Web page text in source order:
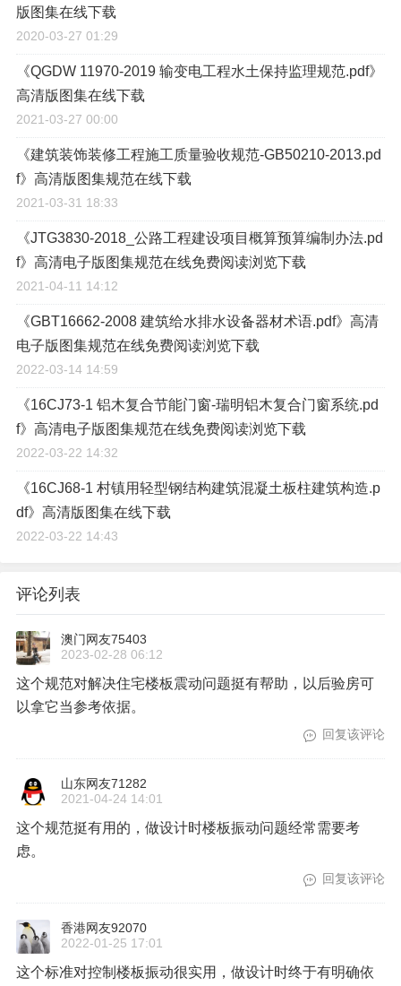
版图集在线下载
2020-03-27 01:29
《QGDW 11970-2019 输变电工程水土保持监理规范.pdf》
高清版图集在线下载
2021-03-27 00:00
《建筑装饰装修工程施工质量验收规范-GB50210-2013.pd
f》高清版图集规范在线下载
2021-03-31 18:33
《JTG3830-2018_公路工程建设项目概算预算编制办法.pd
f》高清电子版图集规范在线免费阅读浏览下载
2021-04-11 14:12
《GBT16662-2008 建筑给水排水设备器材术语.pdf》高清
电子版图集规范在线免费阅读浏览下载
2022-03-14 14:59
《16CJ73-1 铝木复合节能门窗-瑞明铝木复合门窗系统.pd
f》高清电子版图集规范在线免费阅读浏览下载
2022-03-22 14:32
《16CJ68-1 村镇用轻型钢结构建筑混凝土板柱建筑构造.p
df》高清版图集在线下载
2022-03-22 14:43
评论列表
澳门网友75403
2023-02-28 06:12
这个规范对解决住宅楼板震动问题挺有帮助，以后验房可
以拿它当参考依据。
回复该评论
山东网友71282
2021-04-24 14:01
这个规范挺有用的，做设计时楼板振动问题经常需要考
虑。
回复该评论
香港网友92070
2022-01-25 17:01
这个标准对控制楼板振动很实用，做设计时终于有明确依